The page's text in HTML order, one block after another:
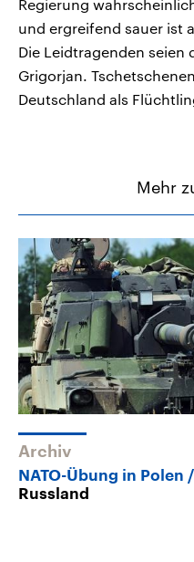
Regierung
und ergreifend sauer ist
Die Leidtragenden seien
Grigorjan.
Deutschland als
Mehr
Archiv
NATO-Übung in Polen
Russland